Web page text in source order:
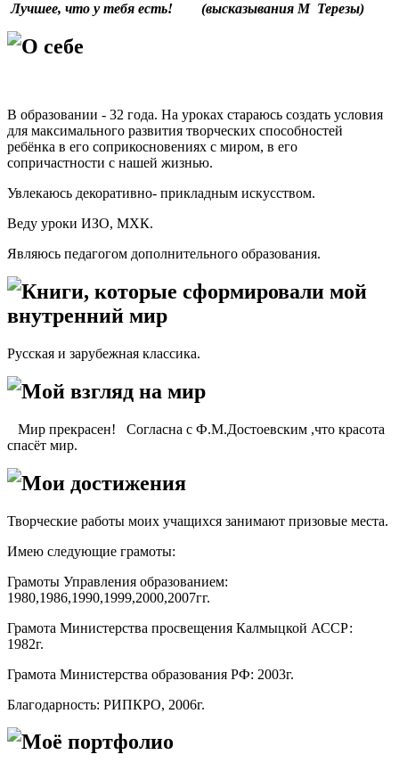
Лучшее, что у тебя есть! (высказывания М Терезы)
О себе
В образовании - 32 года. На уроках стараюсь создать условия
для максимального развития творческих способностей
ребёнка в его соприкосновениях с миром, в его
сопричастности с нашей жизнью.
Увлекаюсь декоративно- прикладным искусством.
Веду уроки ИЗО, МХК.
Являюсь педагогом дополнительного образования.
Книги, которые сформировали мой
внутренний мир
Русская и зарубежная классика.
Мой взгляд на мир
Мир прекрасен! Согласна с Ф.М.Достоевским ,что красота
спасёт мир.
Мои достижения
Творческие работы моих учащихся занимают призовые места.
Имею следующие грамоты:
Грамоты Управления образованием:
1980,1986,1990,1999,2000,2007гг.
Грамота Министерства просвещения Калмыцкой АССР:
1982г.
Грамота Министерства образования РФ: 2003г.
Благодарность: РИПКРО, 2006г.
Моё портфолио